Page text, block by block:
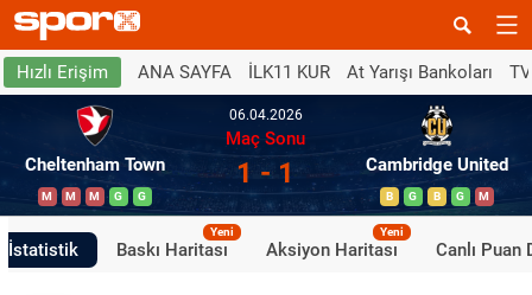
Hızlı Erişim ANA SAYFA İLK11 KUR At Yarışı Bankoları
Cheltenham Town
M M M G G
06.04.2026
Maç Sonu
1 - 1 Cambridge United
B G B G M
İstatistik Baskı Haritası
Yeni
Aksiyon Haritası
Yeni
Canlı Puan